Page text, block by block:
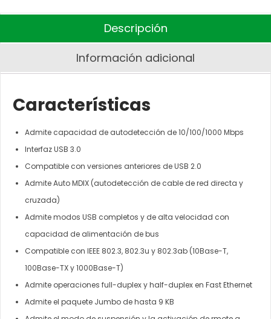
Descripción
Información adicional
Características
Admite capacidad de autodetección de 10/100/1000 Mbps
Interfaz USB 3.0
Compatible con versiones anteriores de USB 2.0
Admite Auto MDIX (autodetección de cable de red directa y
cruzada)
Admite modos USB completos y de alta velocidad con
capacidad de alimentación de bus
Compatible con IEEE 802.3, 802.3u y 802.3ab (10Base-T,
100Base-TX y 1000Base-T)
Admite operaciones full-duplex y half-duplex en Fast Ethernet
Admite el paquete Jumbo de hasta 9 KB